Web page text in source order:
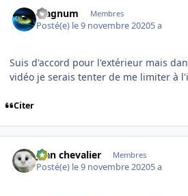
Magnum Membres
Posté(e) le 9 novembre 20205 a
Suis d'accord pour l'extérieur mais
vidéo je serais tenter de me limiter à
Citer
jean chevalier Membres
Posté(e) le 9 novembre 20205 a